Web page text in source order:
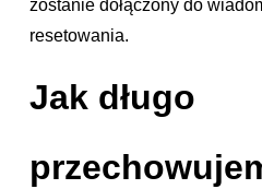
zostanie dołączony do
resetowania.
Jak długo